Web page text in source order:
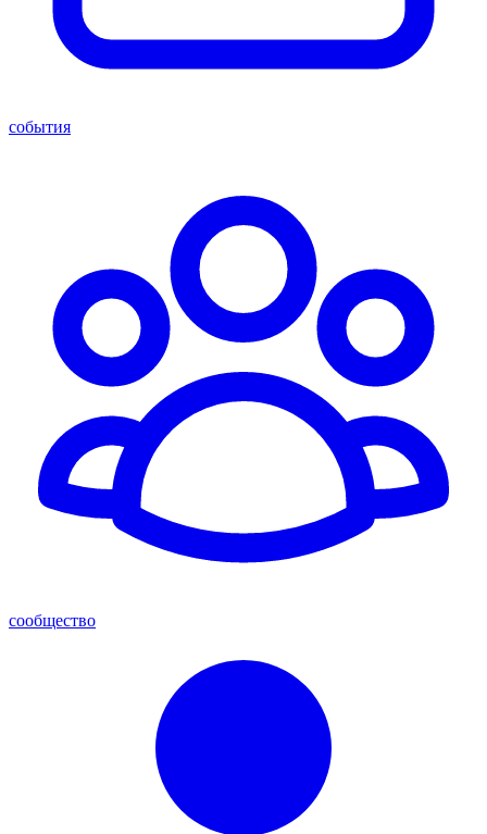
события
сообщество